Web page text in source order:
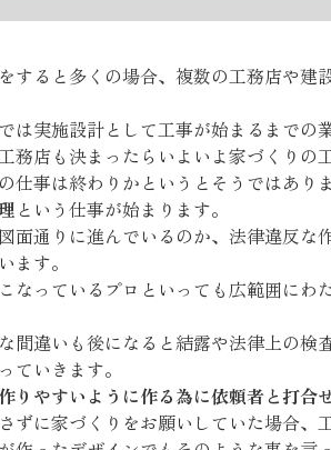
すると多くの場合、複数の工務店や
は実施設計として工事が始まるまでの
務店も決まったらいよいよ家づくりの
仕事は終わりかというとそうではありま
という仕事が始まります。
面通りに進んでいるのか、法律違反
ます。
なっているプロといっても広範囲に
間違いも後になると結露や法律上の
ていきます。
りやすいように作る為に依頼者と打
ずに家づくりをお願いしていた場合